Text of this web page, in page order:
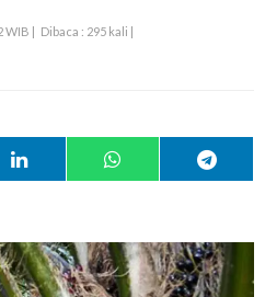
WIB | Dibaca : 295 kali |